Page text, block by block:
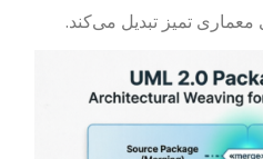
تمیز تبدیل می‌کند.